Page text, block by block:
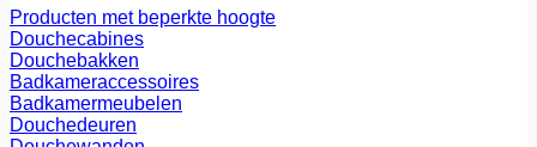
Producten met beperkte hoogte
Douchecabines
Douchebakken
Badkameraccessoires
Badkamermeubelen
Douchedeuren